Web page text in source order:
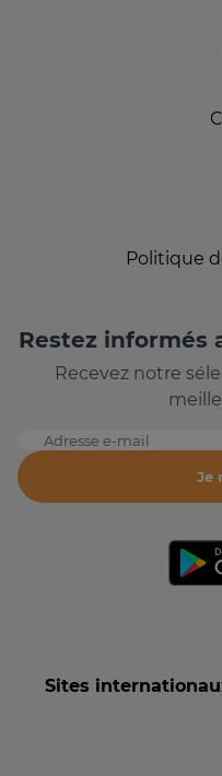
Politique
Restez informés
Recevez notre
Adresse e-mail
Je
Sites